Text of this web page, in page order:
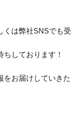
くは弊社SNSでも受
しております！
をお届けしていきた